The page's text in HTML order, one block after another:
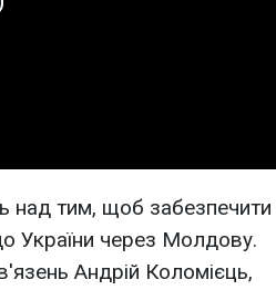
над тим, щоб забезпечити
України через Молдову.
Андрій Коломієць,